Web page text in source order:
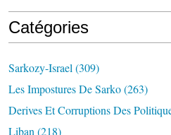
Catégories
Sarkozy-Israel (309)
Les Impostures De Sarko(263)
Derives Et Corruptions Des
Liban (218)